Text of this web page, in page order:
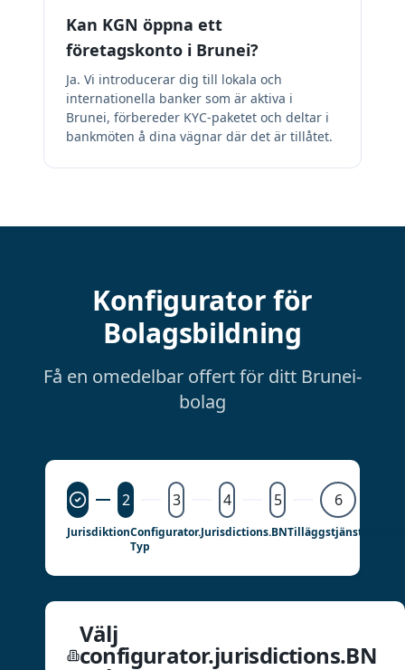
Kan KGN öppna ett
företagskonto i Brunei?
Ja. Vi introducerar dig till lokala och
internationella banker som är aktiva i
Brunei, förbereder KYC-paketet och deltar i
bankmöten å dina vägnar där det är tillåtet.
Konfigurator för
Bolagsbildning
Få en omedelbar offert för ditt Brunei-
bolag
2 3 4 5 6
JurisdiktionConfigurator.jurisdictions.BN
Typ
Tilläggstjänster
Välj
configurator.jurisdictions.BN